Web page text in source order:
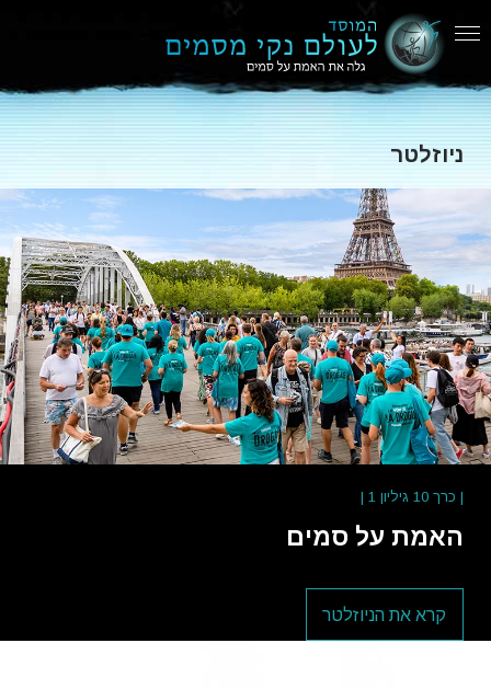
ניוזלטר
| כרך 10 גיליון 1 |
האמת על סמים
קרא את הניוזלטר